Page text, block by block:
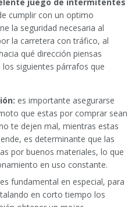
cumplir con un optimo
la seguridad necesaria al
la carretera con tráfico, al
qué dirección piensas
siguientes párrafos que
es importante asegurarse
que estas por comprar sean
te dejen mal, mientras estas
es determinante que las
por buenos materiales, lo que
en uso constante.
fundamental en especial, para
en corto tiempo los